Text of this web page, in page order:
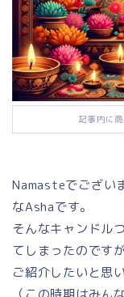
記事内に
Namasteでござい
なAshaです。
そんなキャンドル
てしまったのです
ご紹介したいと思